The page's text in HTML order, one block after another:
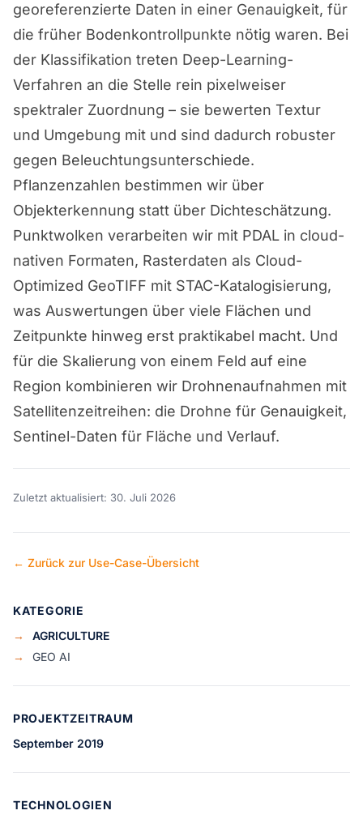
georeferenzierte Daten in einer Genauigkeit, für
die früher Bodenkontrollpunkte nötig waren. Bei
der Klassifikation treten Deep-Learning-
Verfahren an die Stelle rein pixelweiser
spektraler Zuordnung – sie bewerten Textur
und Umgebung mit und sind dadurch robuster
gegen Beleuchtungsunterschiede.
Pflanzenzahlen bestimmen wir über
Objekterkennung statt über Dichteschätzung.
Punktwolken verarbeiten wir mit PDAL in cloud-
nativen Formaten, Rasterdaten als Cloud-
Optimized GeoTIFF mit STAC-Katalogisierung,
was Auswertungen über viele Flächen und
Zeitpunkte hinweg erst praktikabel macht. Und
für die Skalierung von einem Feld auf eine
Region kombinieren wir Drohnenaufnahmen mit
Satellitenzeitreihen: die Drohne für Genauigkeit,
Sentinel-Daten für Fläche und Verlauf.
Zuletzt aktualisiert: 30. Juli 2026
← Zurück zur Use-Case-Übersicht
KATEGORIE
→
AGRICULTURE
→
GEO AI
PROJEKTZEITRAUM
September 2019
TECHNOLOGIEN